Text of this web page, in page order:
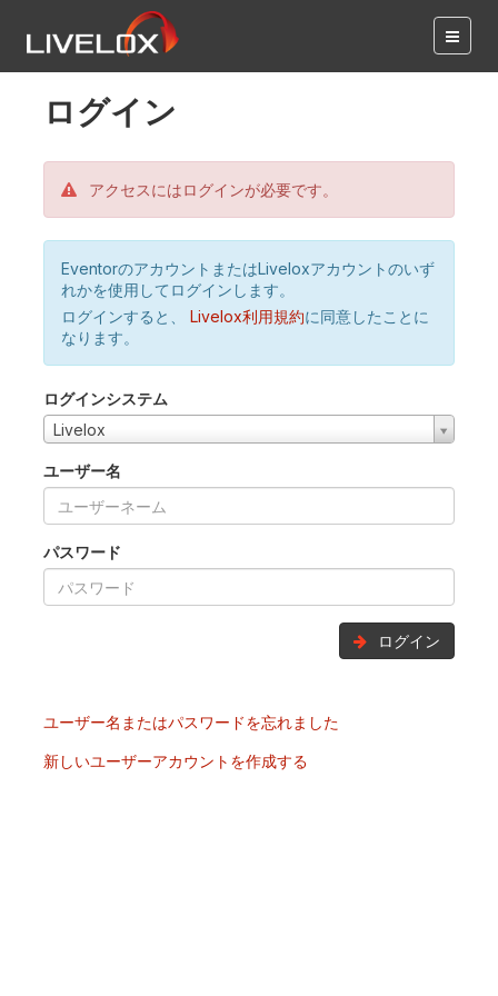
ログイン
アクセスにはログインが必要です。
EventorのアカウントまたはLiveloxアカウントのいず
れかを使用してログインします。
ログインすると、
Livelox利用規約に同意したことに
なります。
ログインシステム
Livelox
ユーザー名
パスワード
ログイン
ユーザー名またはパスワードを忘れました
新しいユーザーアカウントを作成する